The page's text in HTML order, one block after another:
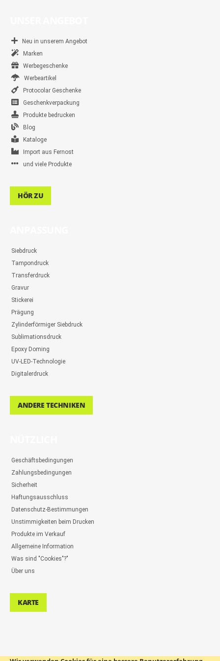
Neu in unserem Angebot
Marken
Werbegeschenke
Werbeartikel
Protocolar Geschenke
Geschenkverpackung
Produkte bedrucken
Blog
Kataloge
Import aus Fernost
und viele Produkte
HÖR ZU
Siebdruck
Tampondruck
Transferdruck
Gravur
Stickerei
Prägung
Zylinderförmiger Siebdruck
Sublimationsdruck
Epoxy Doming
UV-LED-Technologie
Digitalerdruck
ANDERE TECHNIKEN
Geschäftsbedingungen
Zahlungsbedingungen
Sicherheit
Haftungsausschluss
Datenschutz-Bestimmungen
Unstimmigkeiten beim Drucken
Produkte im Verkauf
Allgemeine Information
Was sind "Cookies"?"
Über uns
KARTE